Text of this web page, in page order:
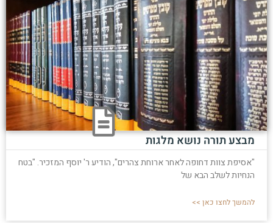
מבצע תורה נושא מלגות
"אסיפת צוות דחופה לאחר ארוחת צהרים", הודיע ר' יוסף המזכיר. "בטח
הנחיות לשלב הבא של
להמשך לחצו כאן >>